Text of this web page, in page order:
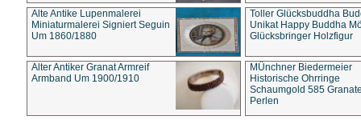
Alte Antike Lupenmalerei
Miniaturmalerei Signiert Seguin
Um 1860/1880
Toller Glücksbuddha
Unikat Happy Buddha
Glücksbringer Holzfigur
Alter Antiker Granat Armreif
Armband Um 1900/1910
MÜnchner Biedermeier
Historische Ohrringe
Schaumgold 585
Perlen